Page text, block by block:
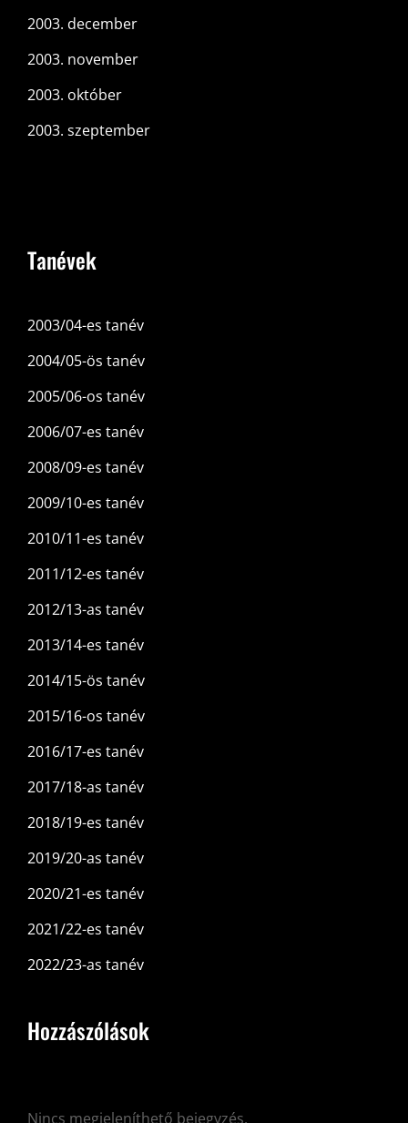
2003. december
2003. november
2003. október
2003. szeptember
Tanévek
2003/04-es tanév
2004/05-ös tanév
2005/06-os tanév
2006/07-es tanév
2008/09-es tanév
2009/10-es tanév
2010/11-es tanév
2011/12-es tanév
2012/13-as tanév
2013/14-es tanév
2014/15-ös tanév
2015/16-os tanév
2016/17-es tanév
2017/18-as tanév
2018/19-es tanév
2019/20-as tanév
2020/21-es tanév
2021/22-es tanév
2022/23-as tanév
Hozzászólások
Nincs megjeleníthető bejegyzés.